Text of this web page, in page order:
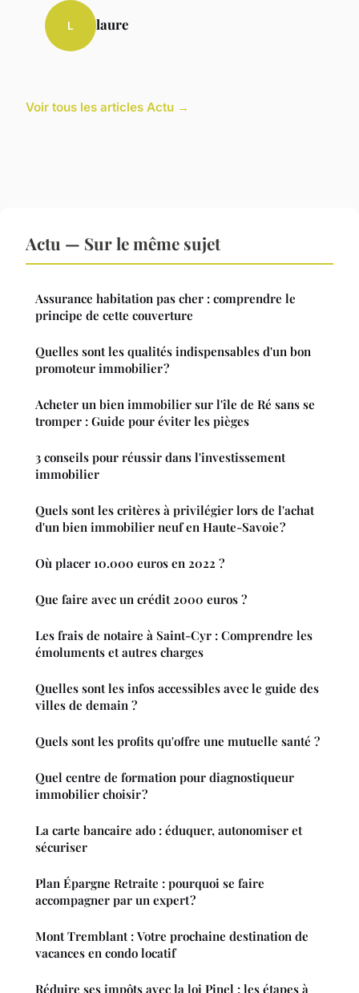
L laure
Voir tous les articles Actu →
Actu — Sur le même sujet
Assurance habitation pas cher : comprendre le
principe de cette couverture
Quelles sont les qualités indispensables d'un bon
promoteur immobilier ?
Acheter un bien immobilier sur l'île de Ré sans se
tromper : Guide pour éviter les pièges
3 conseils pour réussir dans l'investissement
immobilier
Quels sont les critères à privilégier lors de l'achat
d'un bien immobilier neuf en Haute-Savoie ?
Où placer 10.000 euros en 2022 ?
Que faire avec un crédit 2000 euros ?
Les frais de notaire à Saint-Cyr : Comprendre les
émoluments et autres charges
Quelles sont les infos accessibles avec le guide des
villes de demain ?
Quels sont les profits qu'offre une mutuelle santé ?
Quel centre de formation pour diagnostiqueur
immobilier choisir ?
La carte bancaire ado : éduquer, autonomiser et
sécuriser
Plan Épargne Retraite : pourquoi se faire
accompagner par un expert ?
Mont Tremblant : Votre prochaine destination de
vacances en condo locatif
Réduire ses impôts avec la loi Pinel : les étapes à